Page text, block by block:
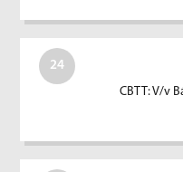
24
CBTT: V/v